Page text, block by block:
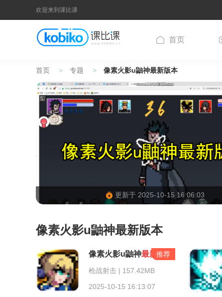
欢迎来到课比课
首页
首页 专题 像素火影u鼬神最新版本
更新于 2025-10-15 16:06:03
像素火影u鼬神最新版本
像素火影u鼬神最新版
枪战射击 | 157.42MB
2025-10-15 16:13:07
推荐